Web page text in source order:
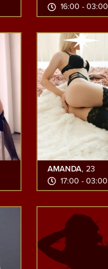
16:00 - 03:00
AMANDA, 23
17:00 - 03:00